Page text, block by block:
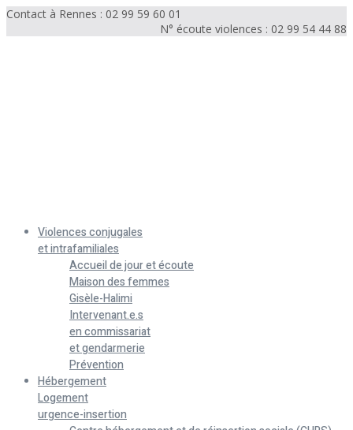
Contact à Rennes : 02 99 59 60 01
N° écoute violences : 02 99 54 44 88
Violences conjugales
et intrafamiliales
Accueil de jour et écoute
Maison des femmes
Gisèle-Halimi
Intervenant.e.s
en commissariat
et gendarmerie
Prévention
Hébergement
Logement
urgence-insertion